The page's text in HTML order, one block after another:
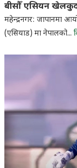
बीसौँ एसियन
महेन्द्रनगर: जापानमा
(एसियाड) मा नेपालको...